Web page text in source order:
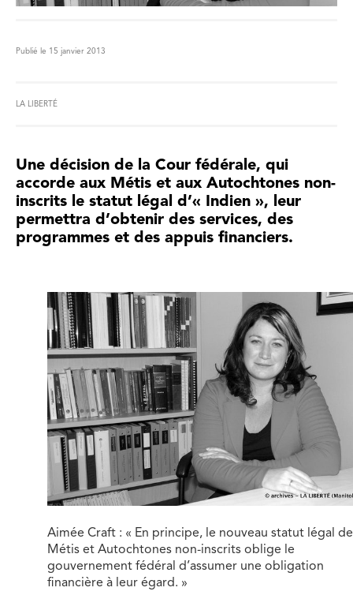
Publié le 15 janvier 2013
LA LIBERTÉ
Une décision de la Cour fédérale, qui
accorde aux Métis et aux Autochtones non-
inscrits le statut légal d’« Indien », leur
permettra d’obtenir des services, des
programmes et des appuis financiers.
Aimée Craft : « En principe, le nouveau statut légal
Métis et Autochtones non-inscrits oblige le
gouvernement fédéral d’assumer une obligation
financière à leur égard. »